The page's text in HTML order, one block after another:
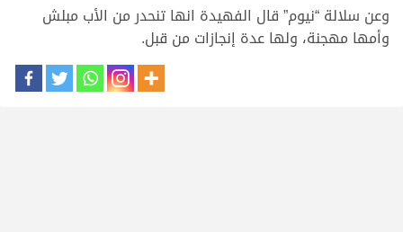
وعن سلالة “نيوم” قال الفهيدة انها تنحدر من الأب مبلش
وأمها مهجنة، ولها عدة إنجازات من قبل.